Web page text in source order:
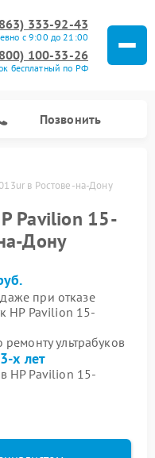
333-92-43
с 9:00 до 21:00
100-33-26
бесплатный по РФ
Позвонить
в Ростове-на-Дону
Pavilion 15-
Дону
даже при отказе
HP Pavilion 15-
ультрабуков
х лет
HP Pavilion 15-